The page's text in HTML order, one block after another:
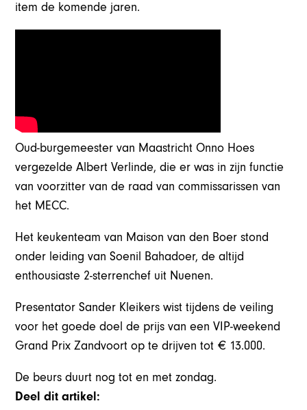
item de komende jaren.
Oud-burgemeester van Maastricht Onno Hoes
vergezelde Albert Verlinde, die er was in zijn functie
van voorzitter van de raad van commissarissen van
het MECC.
Het keukenteam van Maison van den Boer stond
onder leiding van Soenil Bahadoer, de altijd
enthousiaste 2-sterrenchef uit Nuenen.
Presentator Sander Kleikers wist tijdens de veiling
voor het goede doel de prijs van een VIP-weekend
Grand Prix Zandvoort op te drijven tot € 13.000.
De beurs duurt nog tot en met zondag.
Deel dit artikel: